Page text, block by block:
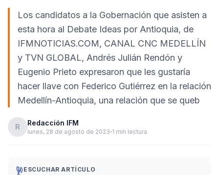
Los candidatos a la Gobernación que asisten a
esta hora al Debate Ideas por Antioquia, de
IFMNOTICIAS.COM, CANAL CNC MEDELLÍN
y TVN GLOBAL, Andrés Julián Rendón y
Eugenio Prieto expresaron que les gustaría
hacer llave con Federico Gutiérrez en la relación
Medellín-Antioquia, una relación que se queb
R Redacción IFM
lunes, 28 de agosto de 2023 1 min lectura
ESCUCHAR ARTÍCULO